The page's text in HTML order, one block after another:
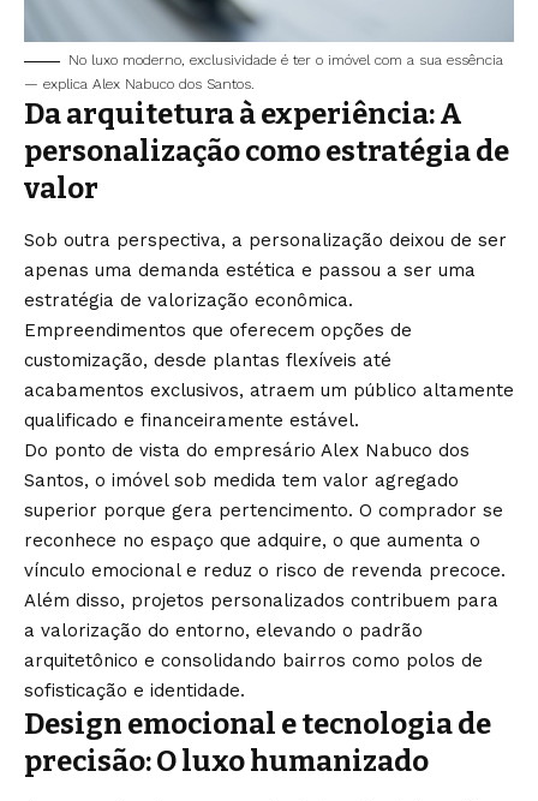
No luxo moderno, exclusividade é ter o imóvel com a sua essência
— explica Alex Nabuco dos Santos.
Da arquitetura à experiência: A
personalização como estratégia de
valor
Sob outra perspectiva, a personalização deixou de ser
apenas uma demanda estética e passou a ser uma
estratégia de valorização econômica.
Empreendimentos que oferecem opções de
customização, desde plantas flexíveis até
acabamentos exclusivos, atraem um público altamente
qualificado e financeiramente estável.
Do ponto de vista do empresário Alex Nabuco dos
Santos, o imóvel sob medida tem valor agregado
superior porque gera pertencimento. O comprador se
reconhece no espaço que adquire, o que aumenta o
vínculo emocional e reduz o risco de revenda precoce.
Além disso, projetos personalizados contribuem para
a valorização do entorno, elevando o padrão
arquitetônico e consolidando bairros como polos de
sofisticação e identidade.
Design emocional e tecnologia de
precisão: O luxo humanizado